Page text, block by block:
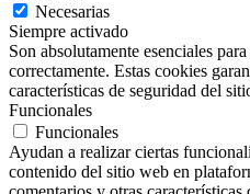
Necesarias
Siempre activado
Son absolutamente esenciales
correctamente. Estas cookies
características de seguridad del
Funcionales
Funcionales
Ayudan a realizar ciertas
contenido del sitio web en